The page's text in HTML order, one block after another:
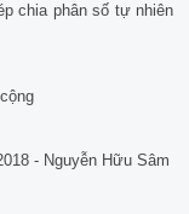
chia phân số tự nhiên
- Nguyễn Hữu Sâm